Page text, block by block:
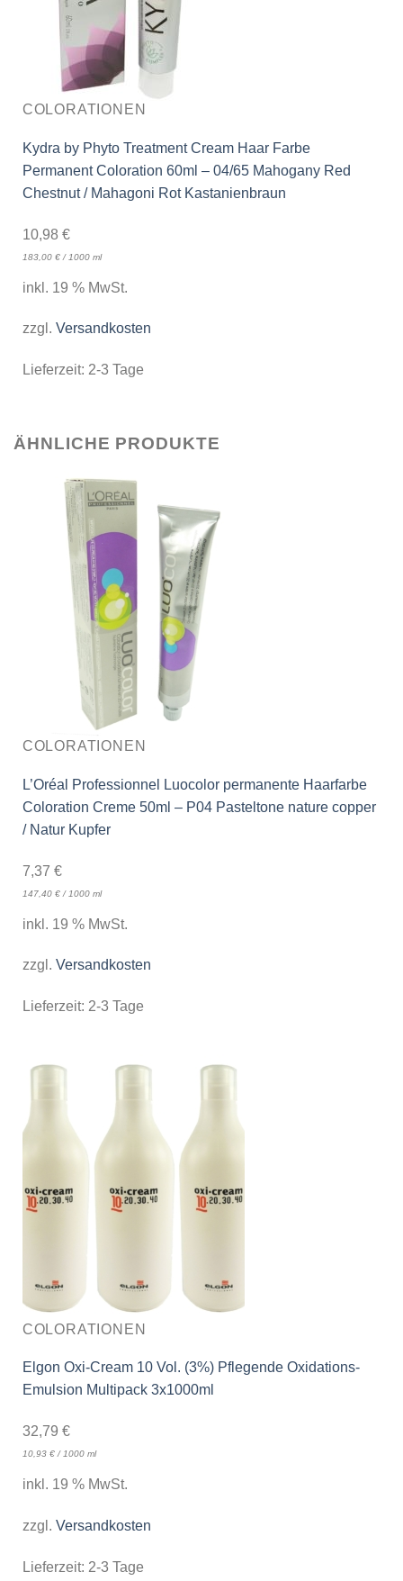
COLORATIONEN
Kydra by Phyto Treatment Cream Haar Farbe
Permanent Coloration 60ml – 04/65 Mahogany Red
Chestnut / Mahagoni Rot Kastanienbraun
10,98 €
183,00 €/ 1000 ml
inkl. 19 % MwSt.
zzgl. Versandkosten
Lieferzeit: 2-3 Tage
ÄHNLICHE PRODUKTE
COLORATIONEN
L’Oréal Professionnel Luocolor permanente Haarfarbe
Coloration Creme 50ml – P04 Pasteltone nature copper
/ Natur Kupfer
7,37 €
147,40 €/ 1000 ml
inkl. 19 % MwSt.
zzgl. Versandkosten
Lieferzeit: 2-3 Tage
COLORATIONEN
Elgon Oxi-Cream 10 Vol. (3%) Pflegende Oxidations-
Emulsion Multipack 3x1000ml
32,79 €
10,93 €/1000 ml
inkl. 19 % MwSt.
zzgl. Versandkosten
Lieferzeit: 2-3 Tage